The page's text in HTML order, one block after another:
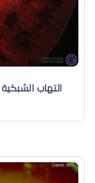
التهاب